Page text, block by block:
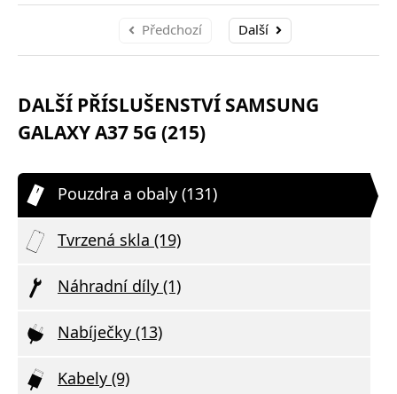
Předchozí Další
DALŠÍ PŘÍSLUŠENSTVÍ SAMSUNG
GALAXY A37 5G (215)
Pouzdra a obaly (131)
Tvrzená skla (19)
Náhradní díly (1)
Nabíječky (13)
Kabely (9)